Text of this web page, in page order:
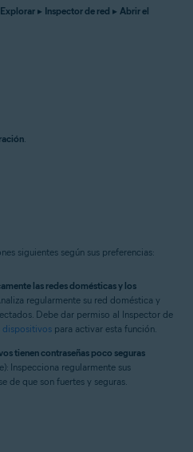
Explorar ▸ Inspector de red ▸ Abrir el
.
siguientes según sus preferencias:
las redes domésticas y los
regularmente su red doméstica y
Debe dar permiso al Inspector de
dispositivos para activar esta función.
tienen contraseñas poco seguras
Inspecciona regularmente sus
de que son fuertes y seguras.